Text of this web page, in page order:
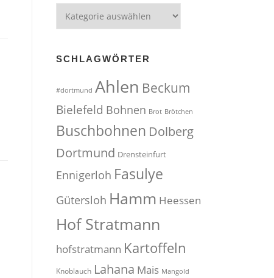
SCHLAGWÖRTER
#dortmund Ahlen Beckum
Bielefeld Bohnen Brot Brötchen
Buschbohnen Dolberg
Dortmund Drensteinfurt
Ennigerloh Fasulye
Gütersloh Hamm Heessen
Hof Stratmann
hofstratmann Kartoffeln
Knoblauch Lahana Mais Mangold